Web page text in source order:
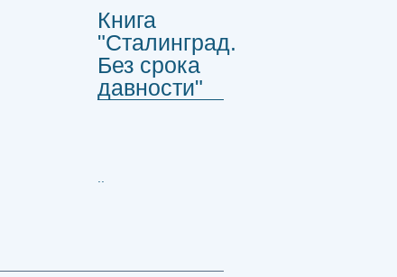
Книга
"Сталинград.
Без срока
давности"